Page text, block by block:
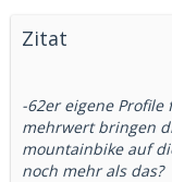
Zitat
-62er eigene
mehrwert bringen
mountainbike auf
noch mehr als das?